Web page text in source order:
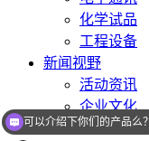
化学试品
工程设备
新闻视野
活动资讯
企业文化
视频中心
可以介绍下你们的产品么？